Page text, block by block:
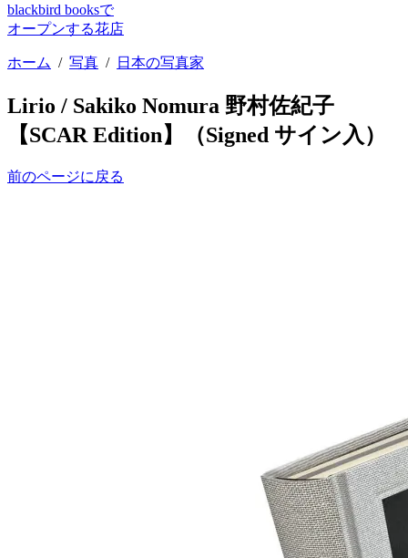
blackbird booksで
オープンする花店
ホーム / 写真 / 日本の写真家
Lirio / Sakiko Nomura 野村佐紀子
【SCAR Edition】（Signed サイン入）
前のページに戻る